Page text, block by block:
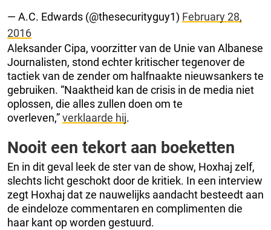
— A.C. Edwards (@thesecurityguy1) February 28,
2016
Aleksander Cipa, voorzitter van de Unie van Albanese
Journalisten, stond echter kritischer tegenover de
tactiek van de zender om halfnaakte nieuwsankers te
gebruiken. “Naaktheid kan de crisis in de media niet
oplossen, die alles zullen doen om te
overleven,”verklaarde hij.
Nooit een tekort aan boeketten
En in dit geval leek de ster van de show, Hoxhaj zelf,
slechts licht geschokt door de kritiek. In een interview
zegt Hoxhaj dat ze nauwelijks aandacht besteedt aan
de eindeloze commentaren en complimenten die
haar kant op worden gestuurd.